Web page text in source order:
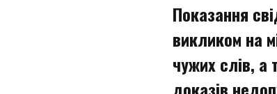
Показання
викликом на
чужих слів, а